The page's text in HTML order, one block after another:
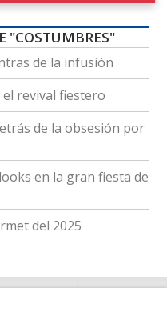
"COSTUMBRES"
de la infusión
el revival fiestero
de la obsesión por
en la gran fiesta de
del 2025